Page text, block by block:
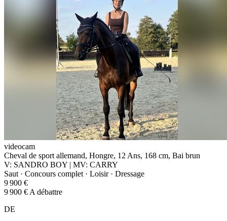
videocam
Cheval de sport allemand, Hongre, 12 Ans, 168 cm, Bai brun
V: SANDRO BOY | MV: CARRY
Saut · Concours complet · Loisir · Dressage
9 900 €
9 900 € A débattre
DE